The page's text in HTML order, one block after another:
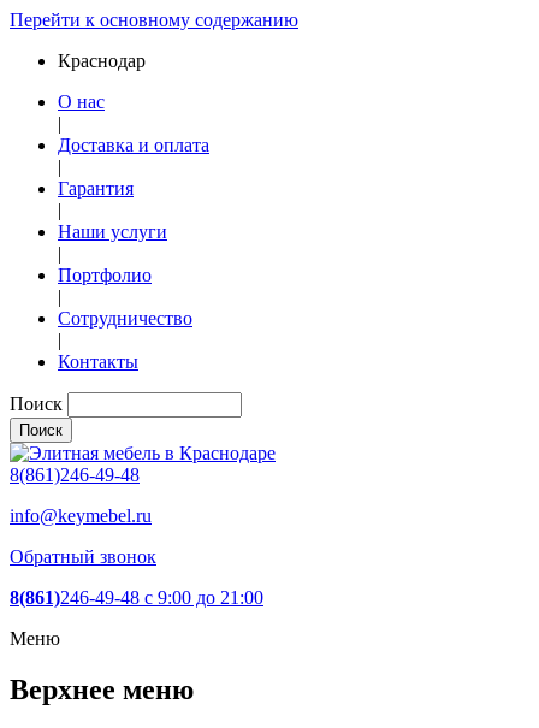
Перейти к основному содержанию
Краснодар
О нас
|
Доставка и оплата
|
Гарантия
|
Наши услуги
|
Портфолио
|
Сотрудничество
|
Контакты
Поиск
8(861)246-49-48
info@keymebel.ru
Обратный звонок
8(861)246-49-48 c 9:00 до 21:00
Меню
Верхнее меню